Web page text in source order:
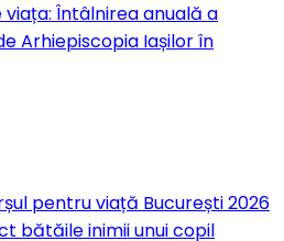
viața: Întâlnirea anuală a
Arhiepiscopia Iașilor în
pentru viață București 2026
bătăile inimii unui copil